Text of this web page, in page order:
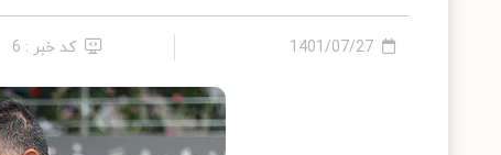
1401/07/27 کد خبر : 6